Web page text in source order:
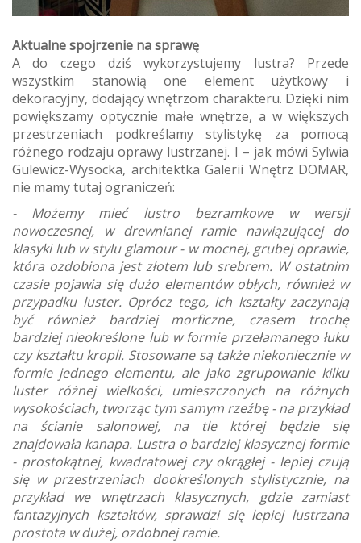
Aktualne spojrzenie na sprawę
A do czego dziś wykorzystujemy lustra? Przede
wszystkim stanowią one element użytkowy i
dekoracyjny, dodający wnętrzom charakteru. Dzięki nim
powiększamy optycznie małe wnętrze, a w większych
przestrzeniach podkreślamy stylistykę za pomocą
różnego rodzaju oprawy lustrzanej. I – jak mówi Sylwia
Gulewicz-Wysocka, architektka Galerii Wnętrz DOMAR,
nie mamy tutaj ograniczeń:
- Możemy mieć lustro bezramkowe w wersji
nowoczesnej, w drewnianej ramie nawiązującej do
klasyki lub w stylu glamour - w mocnej, grubej oprawie,
która ozdobiona jest złotem lub srebrem. W ostatnim
czasie pojawia się dużo elementów obłych, również w
przypadku luster. Oprócz tego, ich kształty zaczynają
być również bardziej morficzne, czasem trochę
bardziej nieokreślone lub w formie przełamanego łuku
czy kształtu kropli. Stosowane są także niekoniecznie w
formie jednego elementu, ale jako zgrupowanie kilku
luster różnej wielkości, umieszczonych na różnych
wysokościach, tworząc tym samym rzeźbę - na przykład
na ścianie salonowej, na tle której będzie się
znajdowała kanapa. Lustra o bardziej klasycznej formie
- prostokątnej, kwadratowej czy okrągłej - lepiej czują
się w przestrzeniach dookreślonych stylistycznie, na
przykład we wnętrzach klasycznych, gdzie zamiast
fantazyjnych kształtów, sprawdzi się lepiej lustrzana
prostota w dużej, ozdobnej ramie.